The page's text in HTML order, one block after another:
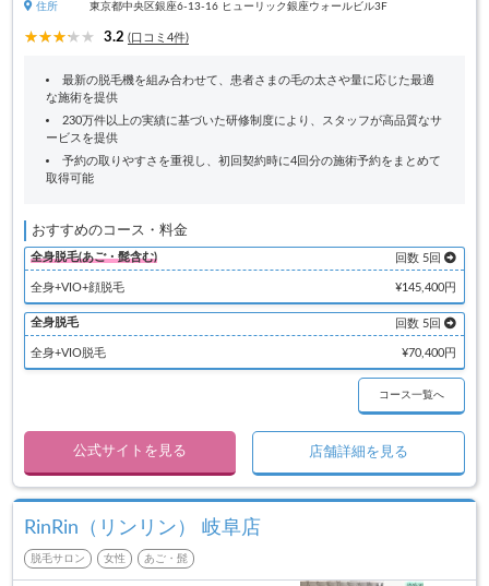
住所
東京都中央区銀座6-13-16 ヒューリック銀座ウォールビル3F
3.2 (口コミ4件)
最新の脱毛機を組み合わせて、患者さまの毛の太さや量に応じた最適
な施術を提供
230万件以上の実績に基づいた研修制度により、スタッフが高品質なサ
ービスを提供
予約の取りやすさを重視し、初回契約時に4回分の施術予約をまとめて
取得可能
おすすめのコース・料金
全身脱毛(あご・髭含む) 回数 5回
全身+VIO+顔脱毛 ¥145,400円
全身脱毛 回数 5回
全身+VIO脱毛 ¥70,400円
コース一覧へ
公式サイトを見る 店舗詳細を見る
RinRin（リンリン） 岐阜店
脱毛サロン 女性 あご・髭